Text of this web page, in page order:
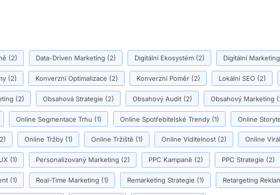
(2) Data-Driven Marketing (2) Digitální Ekosystém(2) Digitální Marketing
(2) Konverzní Optimalizace (2) Konverzní Poměr(2) Lokální SEO(2)
(2) Obsahová Strategie (2) Obsahový Audit(2) Obsahový Marketing
Online Segmentace Trhu (1) Online Spotřebitelské Trendy(1) Online
Online Tržby(1) Online Tržiště (1) Online Viditelnost(2) Online
(1) Personalizovaný Marketing (2) PPC Kampaně (2) PPC Strategie (2)
(1) Real-Time Marketing (1) Remarketing Strategie (1) Retargeting